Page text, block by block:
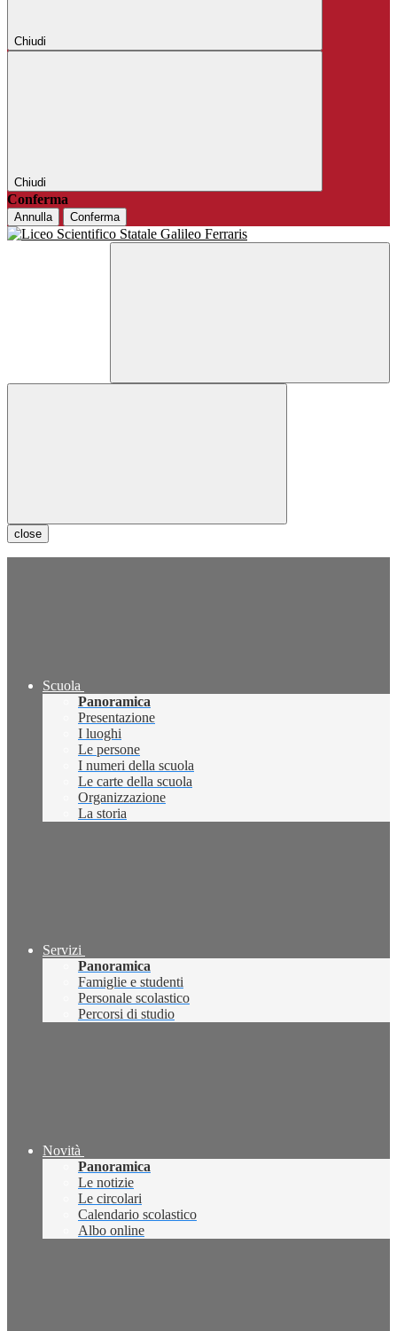
Chiudi
Chiudi
Conferma
Annulla Conferma
close
Scuola
Panoramica
Presentazione
I luoghi
Le persone
I numeri della scuola
Le carte della scuola
Organizzazione
La storia
Servizi
Panoramica
Famiglie e studenti
Personale scolastico
Percorsi di studio
Novità
Panoramica
Le notizie
Le circolari
Calendario scolastico
Albo online